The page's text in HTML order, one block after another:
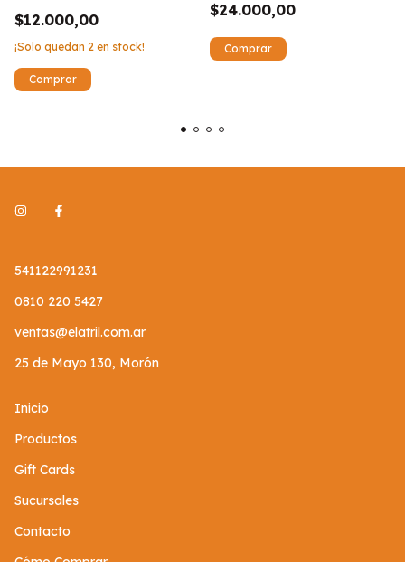
$12.000,00
¡Solo quedan 2 en stock!
$24.000,00
541122991231
0810 220 5427
ventas@elatril.com.ar
25 de Mayo 130, Morón
Inicio
Productos
Gift Cards
Sucursales
Contacto